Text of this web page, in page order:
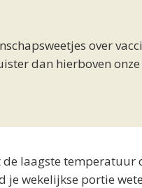
over
dan hierboven
laagste temperatuur
je wekelijkse portie